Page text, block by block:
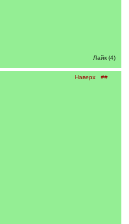
Лайк (4)
Наверх ##